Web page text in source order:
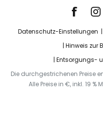
Datenschutz-Einstellungen
Hinweis zur
Entsorgungs-
Die durchgestrichenen Preise
Alle Preise in €, inkl. 19